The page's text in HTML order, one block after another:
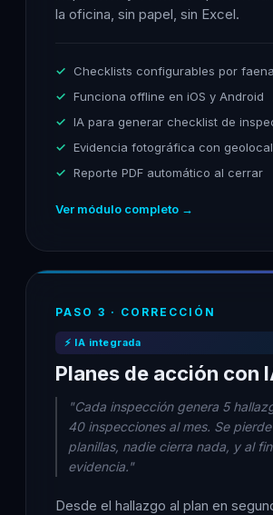
la oficina, sin papel, sin Excel.
Checklists configurables por
Funciona offline en iOS y Android
IA para generar checklist de
Evidencia fotográfica con
Reporte PDF automático al cerrar
Ver módulo completo →
PASO 3 · CORRECCIÓN
⚡ IA integrada
Planes de acción con
"Cada inspección genera 5
40 inspecciones al mes. Se
planillas, nadie cierra nada, y al
evidencia."
Desde el hallazgo al plan en